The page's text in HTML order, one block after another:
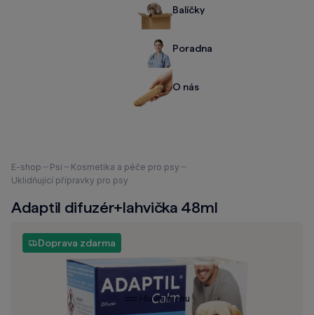
Balíčky
Poradna
O nás
Hlavní menu
Nacházíte
se
E-shop Psi
Kosmetika a péče pro psy
Uklidňující přípravky pro psy
Adaptil difuzér+lahvička 48ml
Doprava zdarma